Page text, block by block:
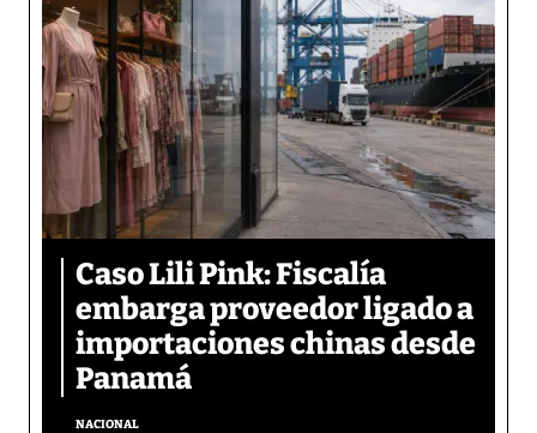
Caso Lili Pink: Fiscalía
embarga proveedor ligado a
importaciones chinas desde
Panamá
NACIONAL